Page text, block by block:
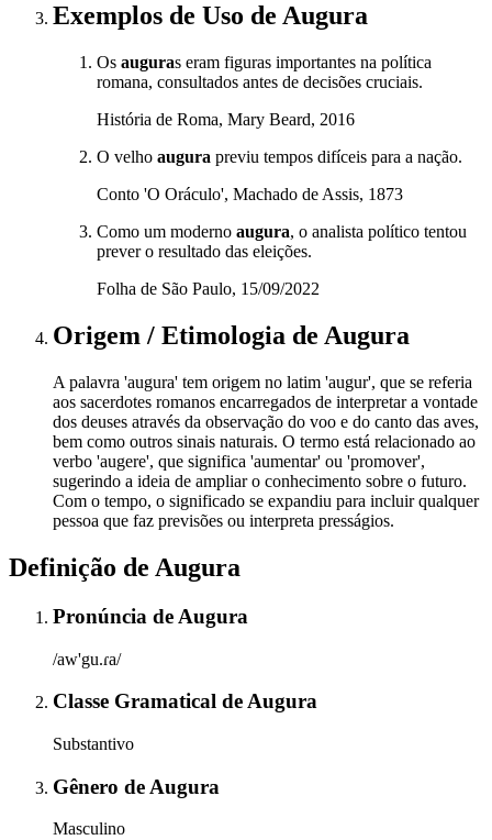
Exemplos de Uso de Augura
Os auguras eram figuras importantes na política
romana, consultados antes de decisões cruciais.
História de Roma, Mary Beard, 2016
O velho augura previu tempos difíceis para a nação.
Conto 'O Oráculo', Machado de Assis, 1873
Como um moderno augura, o analista político tentou
prever o resultado das eleições.
Folha de São Paulo, 15/09/2022
Origem / Etimologia de Augura
A palavra 'augura' tem origem no latim 'augur', que se referia
aos sacerdotes romanos encarregados de interpretar a vontade
dos deuses através da observação do voo e do canto das aves,
bem como outros sinais naturais. O termo está relacionado ao
verbo 'augere', que significa 'aumentar' ou 'promover',
sugerindo a ideia de ampliar o conhecimento sobre o futuro.
Com o tempo, o significado se expandiu para incluir qualquer
pessoa que faz previsões ou interpreta presságios.
Definição de Augura
Pronúncia de Augura
/aw'gu.ɾa/
Classe Gramatical deAugura
Substantivo
Gênero de Augura
Masculino